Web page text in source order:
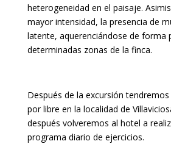
heterogeneidad en el paisaje.
mayor intensidad, la presencia de
latente, aquerenciándose de forma
determinadas zonas de la finca.
Después de la excursión
por libre en la localidad de
después volveremos al hotel a
programa diario de ejercicios.